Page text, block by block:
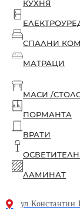
КУХНЯ
СПАЛНИ
МАТРАЦИ
МАСИ /
ПОРМАНТА
ВРАТИ
ЛАМИНАТ
ул.Константин